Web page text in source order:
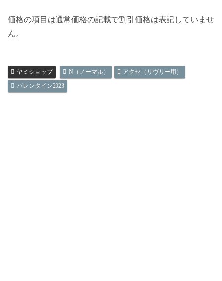
価格の項目は通常価格の記載で割引価格は表記していませ
ん。
ヤミショップ N（ノーマル）
アクセ（リヴリー用）
バレンタイン2023